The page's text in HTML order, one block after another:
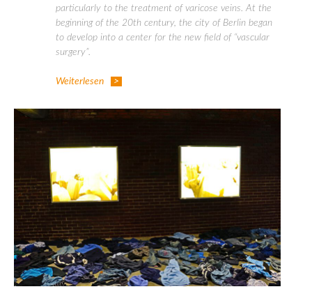
particularly to the treatment of varicose veins. At the
beginning of the 20th century, the city of Berlin began
to develop into a center for the new field of “vascular
surgery”.
Weiterlesen